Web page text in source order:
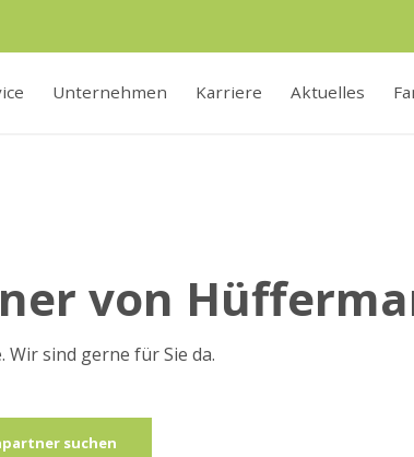
Unternehmen Karriere Aktuelles
von
sind gerne für Sie da.
suchen